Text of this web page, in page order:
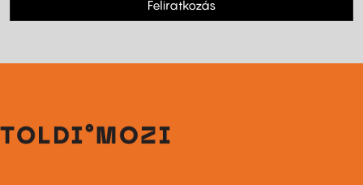
Feliratkozás